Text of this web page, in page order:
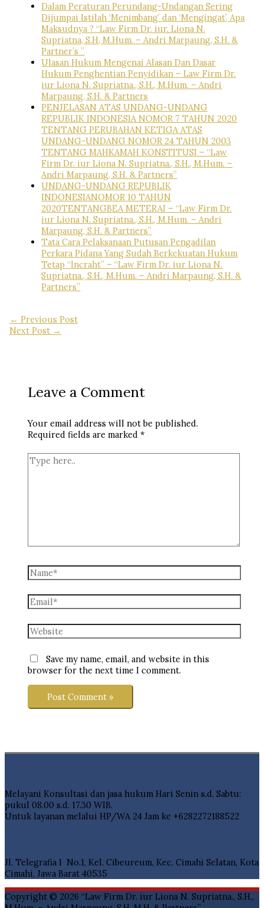
Dalam Peraturan Perundang-Undangan Sering
Dijumpai Istilah ‘Menimbang’ dan ‘Mengingat’, Apa
Maksudnya ? “Law Firm Dr. iur. Liona N.
Supriatna, S.H, M.Hum. – Andri Marpaung, S.H. &
Partner’s ”
Ulasan Hukum Mengenai Alasan Dan Dasar
Hukum Penghentian Penyidikan – Law Firm Dr.
iur Liona N. Supriatna., S.H., M.Hum. – Andri
Marpaung, S.H. & Partners
PENJELASAN ATAS UNDANG-UNDANG
REPUBLIK INDONESIA NOMOR 7 TAHUN 2020
TENTANG PERUBAHAN KETIGA ATAS
UNDANG-UNDANG NOMOR 24 TAHUN 2003
TENTANG MAHKAMAH KONSTITUSI – “Law
Firm Dr. iur Liona N. Supriatna., S.H., M.Hum. –
Andri Marpaung, S.H. & Partners”
UNDANG-UNDANG REPUBLIK
INDONESIANOMOR 10 TAHUN
2020TENTANGBEA METERAI – “Law Firm Dr.
iur Liona N. Supriatna., S.H., M.Hum. – Andri
Marpaung, S.H. & Partners”
Tata Cara Pelaksanaan Putusan Pengadilan
Perkara Pidana Yang Sudah Berkekuatan Hukum
Tetap “Incraht” – “Law Firm Dr. iur Liona N.
Supriatna., S.H., M.Hum. – Andri Marpaung, S.H. &
Partners”
← Previous Post
Next Post →
Leave a Comment
Your email address will not be published.
Required fields are marked*
Type
here..
Name*
Email*
Website
Save my name, email, and website in this
browser for the next time I comment.
Melayani Konsultasi dan jasa hukum Hari Senin s.d. Sabtu:
pukul 08.00 s.d. 17.30 WIB.
Untuk layanan melalui HP/WA 24 Jam ke +6282272188522
Jl. Telegrafia I No.1, Kel. Cibeureum, Kec. Cimahi Selatan, Kota
Cimahi, Jawa Barat 40535
Copyright © 2026 “Law Firm Dr. iur Liona N. Supriatna., S.H.,